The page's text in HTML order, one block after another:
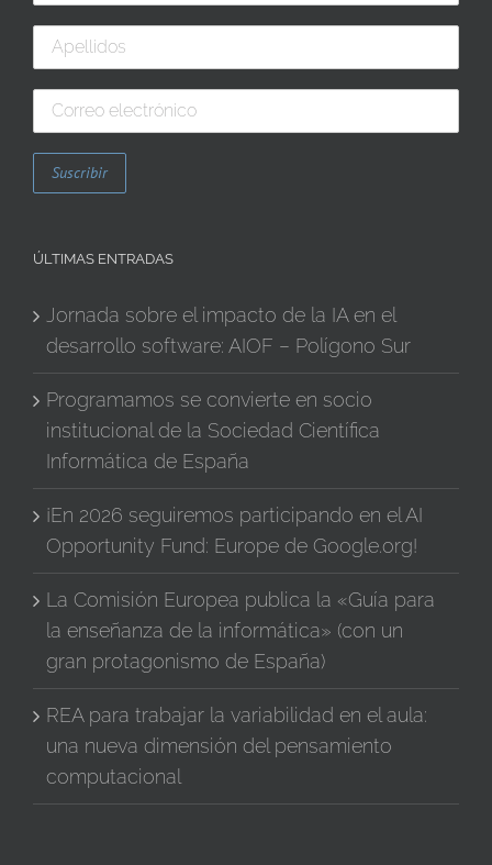
ÚLTIMAS ENTRADAS
Jornada sobre el impacto de la IA en el
desarrollo software: AIOF – Polígono Sur
Programamos se convierte en socio
institucional de la Sociedad Científica
Informática de España
¡En 2026 seguiremos participando en el AI
Opportunity Fund: Europe de Google.org!
La Comisión Europea publica la «Guía para
la enseñanza de la informática» (con un
gran protagonismo de España)
REA para trabajar la variabilidad en el aula:
una nueva dimensión del pensamiento
computacional